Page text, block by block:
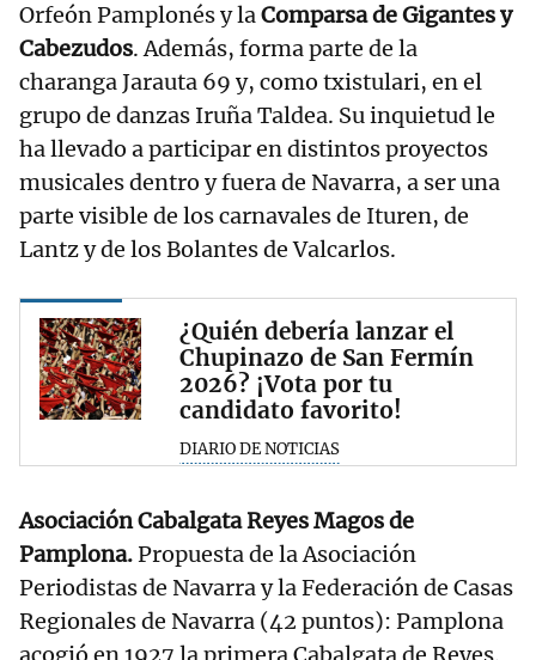
Orfeón Pamplonés y laComparsa de Gigantes y
Cabezudos. Además, forma parte de la
charanga Jarauta 69 y, como txistulari, en el
grupo de danzas Iruña Taldea. Su inquietud le
ha llevado a participar en distintos proyectos
musicales dentro y fuera de Navarra, a ser una
parte visible de los carnavales de Ituren, de
Lantz y de los Bolantes de Valcarlos.
¿Quién debería lanzar el
Chupinazo de San Fermín
2026? ¡Vota por tu
candidato favorito!
DIARIO DE NOTICIAS
Asociación Cabalgata Reyes Magos de
Pamplona.Propuesta de la Asociación
Periodistas de Navarra y la Federación de Casas
Regionales de Navarra (42 puntos): Pamplona
acogió en 1927 la primera Cabalgata de Reyes.